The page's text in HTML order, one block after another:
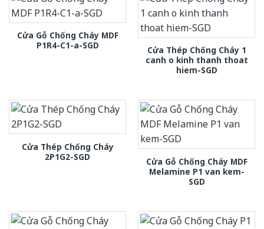
Cửa Gỗ Chống Cháy MDF
P1R4-C1-a-SGD
Cửa Thép Chống Cháy 1
canh o kinh thanh thoat
hiem-SGD
Cửa Thép Chống Cháy
2P1G2-SGD
Cửa Gỗ Chống Cháy MDF
Melamine P1 van kem-
SGD